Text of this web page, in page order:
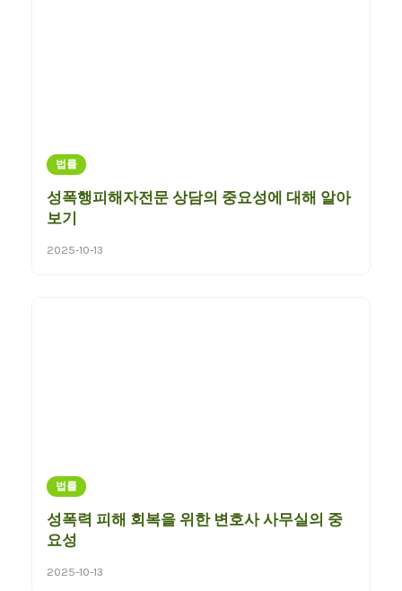
법률
성폭행피해자전문 상담의 중요성에 대해 알아
보기
2025-10-13
법률
성폭력 피해 회복을 위한 변호사 사무실의 중
요성
2025-10-13